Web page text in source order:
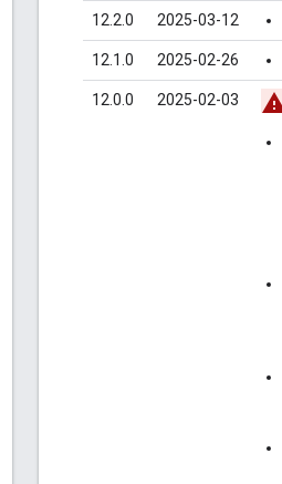
12.2.0 2025-03-12
12.1.0 2025-02-26
12.0.0 2025-02-03